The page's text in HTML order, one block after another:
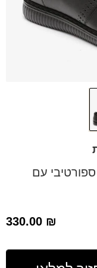
עם
330.00 ₪